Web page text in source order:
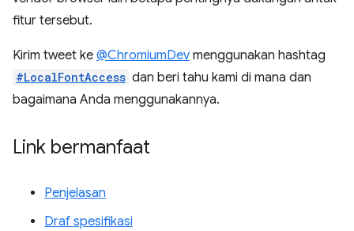
fitur tersebut.
Kirim tweet ke @ChromiumDev menggunakan hashtag
#LocalFontAccess dan beri tahu kami di mana dan
bagaimana Anda menggunakannya.
Link bermanfaat
Penjelasan
Draf spesifikasi